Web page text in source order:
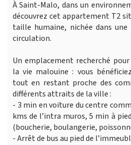
À Saint-Malo, dans un
découvrez cet appartement T2
taille humaine, nichée dans une
circulation.
Un emplacement recherché
la vie malouine : vous
tout en restant proche des
différents attraits de la ville :
- 3 min en voiture du centre
kms de l’intra muros, 5 min à
(boucherie, boulangerie,
- Arrêt de bus au pied de